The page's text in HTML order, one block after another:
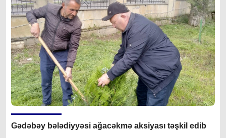
Gədəbəy bələdiyyəsi ağacəkmə aksiyası təşkil edib